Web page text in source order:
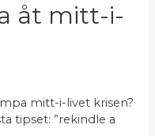
åt mitt-i-
mitt-i-livet krisen?
tipset: ”rekindle a